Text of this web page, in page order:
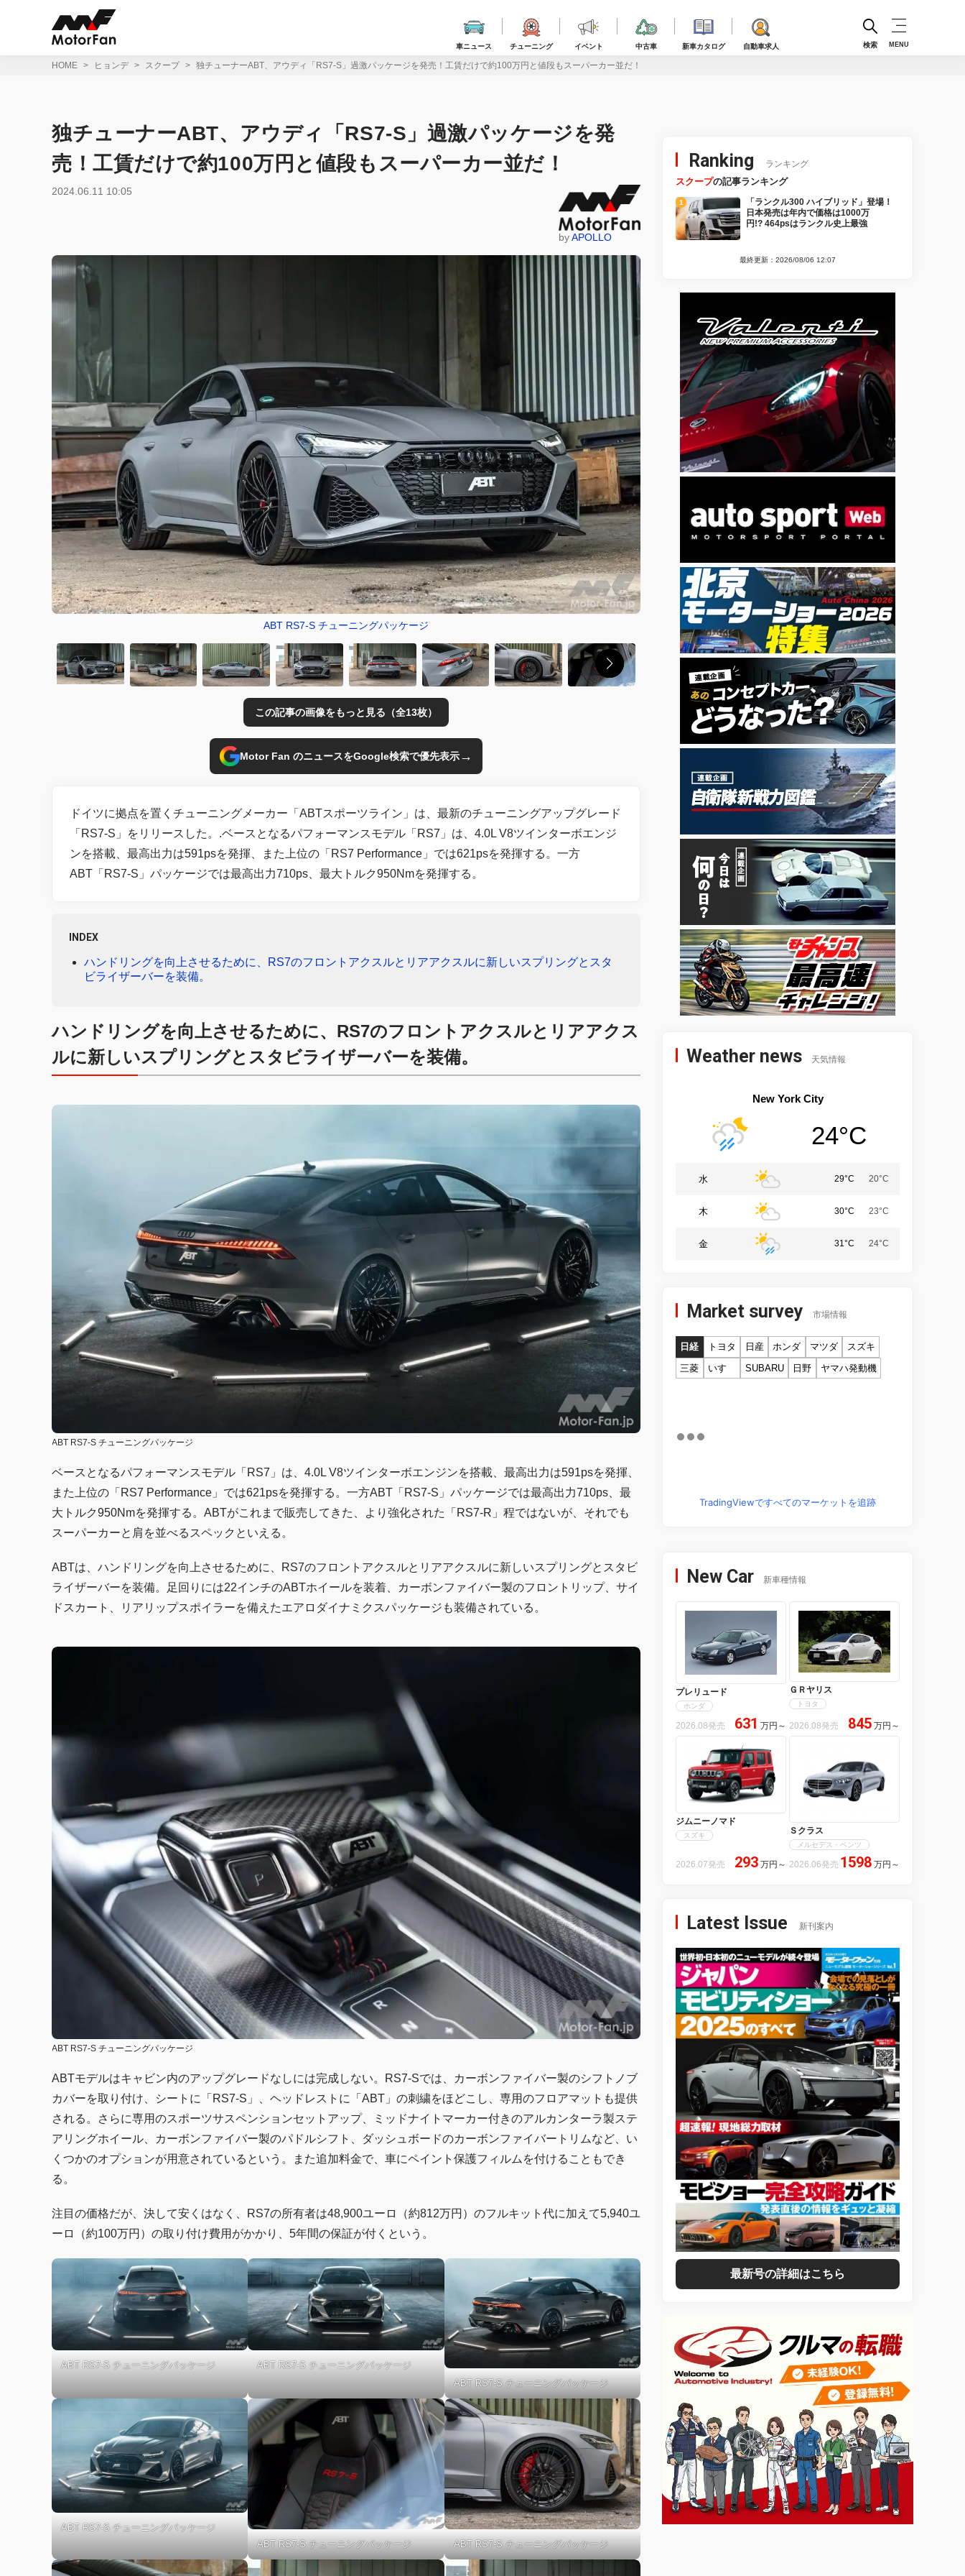
車ニュース チューニング イベント 中古車 新車カタログ 自動車求人 検索 MENU
HOME ヒョンデ スクープ 独チューナーABT、アウディ「RS7-S」過激パッケージを発売！工賃だけで約100万円と値段もスーパーカー並だ！
独チューナーABT、アウディ「RS7-S」過激パッケージを発
売！工賃だけで約100万円と値段もスーパーカー並だ！
2024.06.11 10:05
byAPOLLO
ABT RS7-S チューニングパッケージ
この記事の画像をもっと見る（全13枚）
Motor Fan のニュースをGoogle検索で優先表示→
ドイツに拠点を置くチューニングメーカー「ABTスポーツライン」は、最新のチューニングアップグレード
「RS7-S」をリリースした。.ベースとなるパフォーマンスモデル「RS7」は、4.0L V8ツインターボエンジ
ンを搭載、最高出力は591psを発揮、また上位の「RS7 Performance」では621psを発揮する。一方
ABT「RS7-S」パッケージでは最高出力710ps、最大トルク950Nmを発揮する。
INDEX
ハンドリングを向上させるために、RS7のフロントアクスルとリアアクスルに新しいスプリングとスタ
ビライザーバーを装備。
ハンドリングを向上させるために、RS7のフロントアクスルとリアアクス
ルに新しいスプリングとスタビライザーバーを装備。
ABT RS7-S チューニングパッケージ
ベースとなるパフォーマンスモデル「RS7」は、4.0L V8ツインターボエンジンを搭載、最高出力は591psを発揮、
また上位の「RS7 Performance」では621psを発揮する。一方ABT「RS7-S」パッケージでは最高出力710ps、最
大トルク950Nmを発揮する。ABTがこれまで販売してきた、より強化された「RS7-R」程ではないが、それでも
スーパーカーと肩を並べるスペックといえる。
ABTは、ハンドリングを向上させるために、RS7のフロントアクスルとリアアクスルに新しいスプリングとスタビ
ライザーバーを装備。足回りには22インチのABTホイールを装着、カーボンファイバー製のフロントリップ、サイ
ドスカート、リアリップスポイラーを備えたエアロダイナミクスパッケージも装備されている。
ABT RS7-S チューニングパッケージ
ABTモデルはキャビン内のアップグレードなしには完成しない。RS7-Sでは、カーボンファイバー製のシフトノブ
カバーを取り付け、シートに「RS7-S」、ヘッドレストに「ABT」の刺繍をほどこし、専用のフロアマットも提供
される。さらに専用のスポーツサスペンションセットアップ、ミッドナイトマーカー付きのアルカンターラ製ステ
アリングホイール、カーボンファイバー製のパドルシフト、ダッシュボードのカーボンファイバートリムなど、い
くつかのオプションが用意されているという。また追加料金で、車にペイント保護フィルムを付けることもでき
る。
注目の価格だが、決して安くはなく、RS7の所有者は48,900ユーロ（約812万円）のフルキット代に加えて5,940ユ
ーロ（約100万円）の取り付け費用がかかり、5年間の保証が付くという。
ABT RS7-S チューニングパッケージ
ABT RS7-S チューニングパッケージ
ABT RS7-S チューニングパッケージ
ABT RS7-S チューニングパッケージ
ABT RS7-S チューニングパッケージ
ABT RS7-S チューニングパッケージ
Ranking ランキング
スクープの記事ランキング
「ランクル300 ハイブリッド」登場！
日本発売は年内で価格は1000万
円!? 464psはランクル史上最強
最終更新：2026/08/06 12:07
Weather news 天気情報
New York City
24°C
水 29°C 20°C
木 30°C 23°C
金 31°C 24°C
Market survey 市場情報
日経 トヨタ 日産 ホンダ マツダ
スズキ
三菱
いすゞ SUBARU 日野 ヤマハ発動機
TradingViewですべてのマーケットを追跡
New Car 新車種情報
プレリュード
ホンダ
2026.08発売 631 万円 ～
ＧＲヤリス
トヨタ
2026.08発売 845 万円 ～
ジムニーノマド
スズキ
2026.07発売 293 万円 ～
Ｓクラス
メルセデス・ベンツ
2026.06発売 1598 万円 ～
Latest Issue 新刊案内
最新号の詳細はこちら